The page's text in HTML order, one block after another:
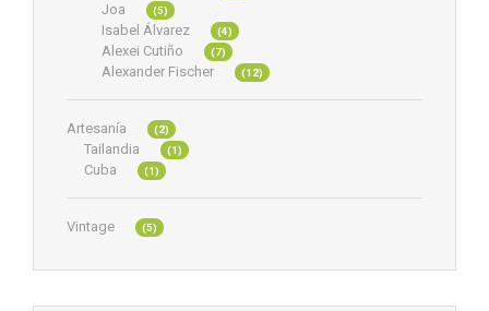
Joa (5)
Isabel Álvarez (4)
Alexei Cutiño (7)
Alexander Fischer (12)
Artesanía (2)
Tailandia (1)
Cuba (1)
Vintage (5)